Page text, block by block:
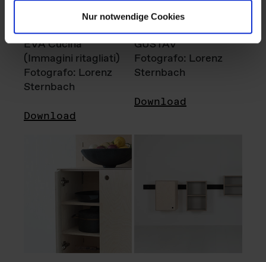
Nur notwendige Cookies
EVA Cucina
(Immagini ritagliati)
Fotografo: Lorenz
Sternbach
Download
GUSTAV
Fotografo: Lorenz
Sternbach
Download